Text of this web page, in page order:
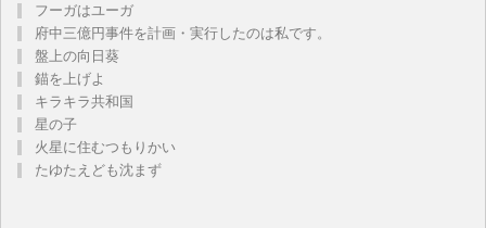
フーガはユーガ
府中三億円事件を計画・実行したのは私です。
盤上の向日葵
錨を上げよ
キラキラ共和国
星の子
火星に住むつもりかい
たゆたえども沈まず